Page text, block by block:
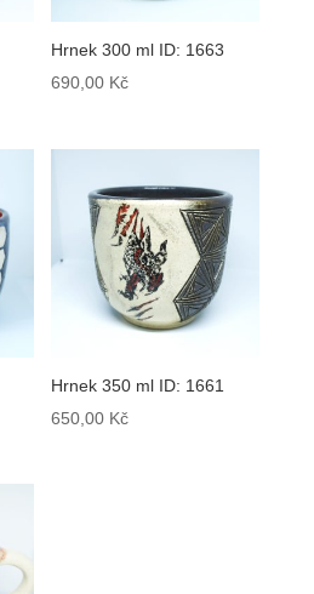
Hrnek 300 ml ID: 1663
690,00 Kč
Hrnek 350 ml ID: 1661
650,00 Kč